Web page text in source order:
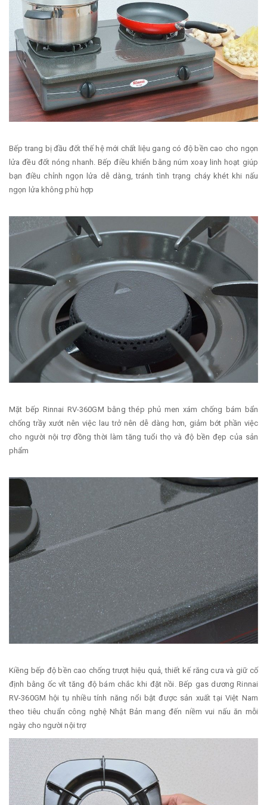
Bếp trang bị đầu đốt thế hệ mới chất liệu gang có độ bền cao cho ngọn
lửa đều đốt nóng nhanh. Bếp điều khiển bằng núm xoay linh hoạt giúp
bạn điều chỉnh ngọn lửa dễ dàng, tránh tình trạng cháy khét khi nấu
ngọn lửa không phù hợp
Mặt bếp Rinnai RV-360GM bằng thép phủ men xám chống bám bẩn
chống trầy xướt nên việc lau trở nên dễ dàng hơn, giảm bớt phần việc
cho người nội trợ đồng thời làm tăng tuổi thọ và độ bền đẹp của sản
phẩm
Kiềng bếp độ bền cao chống trượt hiệu quả, thiết kế răng cưa và giữ cố
định bằng ốc vít tăng độ bám chắc khi đặt nồi. Bếp gas dương Rinnai
RV-360GM hội tụ nhiều tính năng nổi bật được sản xuất tại Việt Nam
theo tiêu chuẩn công nghệ Nhật Bản mang đến niềm vui nấu ăn mỗi
ngày cho người nội trợ